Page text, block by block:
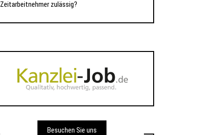
Zeitarbeitnehmer zulässig?
Besuchen Sie uns